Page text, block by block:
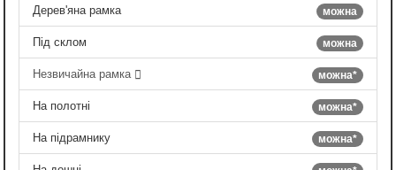
можна
Дерев'яна рамка
можна
Під склом
можна*
Незвичайна рамка
можна*
На полотні
можна*
На підрамнику